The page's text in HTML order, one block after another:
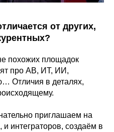
от других,
похожих площадок
про АВ, ИТ, ИИ,
Отличия в деталях,
приглашаем на
интеграторов, создаём в